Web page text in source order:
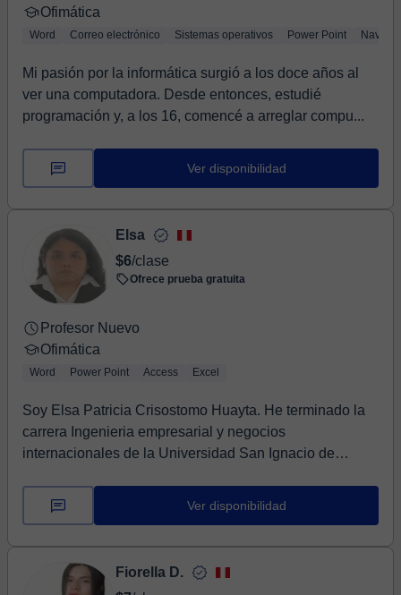
Ofimática
Word Correo electrónico Sistemas operativos Power Point
Mi pasión por la informática surgió a los doce años al
ver una computadora. Desde entonces, estudié
programación y, a los 16, comencé a arreglar compu...
Ver disponibilidad
Elsa
$6/clase
Ofrece prueba gratuita
Profesor Nuevo
Ofimática
Word Power Point Access Excel
Soy Elsa Patricia Crisostomo Huayta. He terminado la
carrera Ingenieria empresarial y negocios
internacionales de la Universidad San Ignacio de
Ver disponibilidad
Fiorella D.